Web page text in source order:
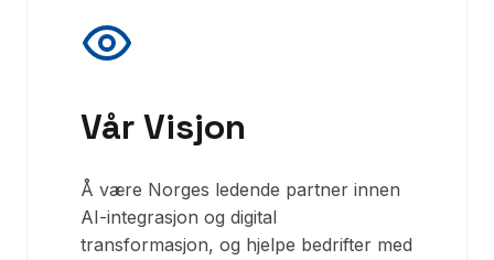
Vår Visjon
Å være Norges ledende partner innen
AI-integrasjon og digital
transformasjon, og hjelpe bedrifter med